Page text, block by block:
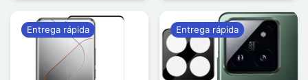
Entrega rápida Entrega rápida